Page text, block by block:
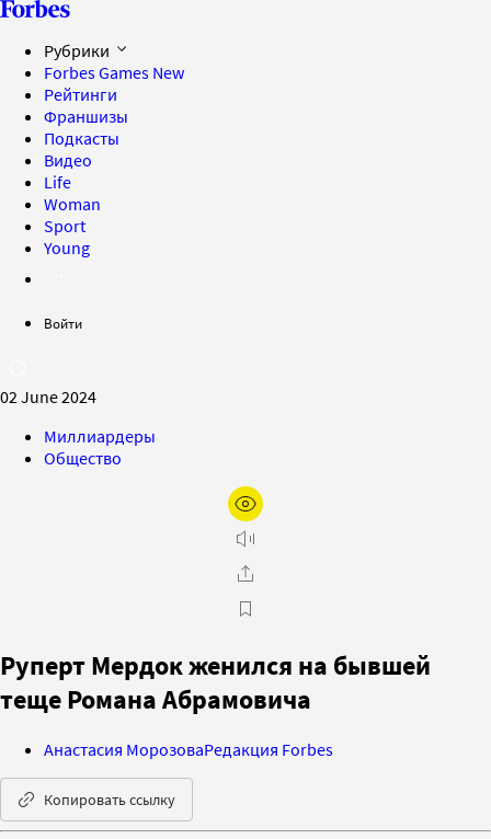
Рубрики
Forbes Games New
Рейтинги
Франшизы
Подкасты
Видео
Life
Woman
Sport
Young
Войти
02 June 2024
Миллиардеры
Общество
Руперт Мердок женился на бывшей
теще Романа Абрамовича
Анастасия МорозоваРедакция Forbes
Копировать ссылку